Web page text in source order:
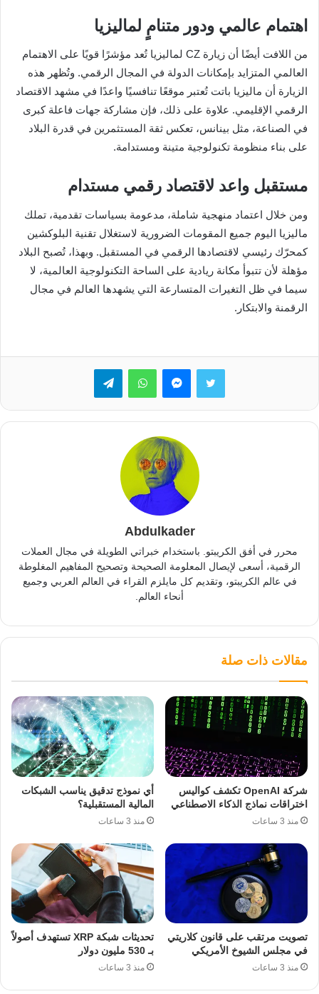
اهتمام عالمي ودور متنامٍ لماليزيا
من اللافت أيضًا أن زيارة CZ لماليزيا تُعد مؤشرًا قويًا على الاهتمام
العالمي المتزايد بإمكانات الدولة في المجال الرقمي. وتُظهر هذه
الزيارة أن ماليزيا باتت تُعتبر موقعًا تنافسيًا واعدًا في مشهد الاقتصاد
الرقمي الإقليمي. علاوة على ذلك، فإن مشاركة جهات فاعلة كبرى
في الصناعة، مثل بينانس، تعكس ثقة المستثمرين في قدرة البلاد
على بناء منظومة تكنولوجية متينة ومستدامة.
مستقبل واعد لاقتصاد رقمي مستدام
ومن خلال اعتماد منهجية شاملة، مدعومة بسياسات تقدمية، تملك
ماليزيا اليوم جميع المقومات الضرورية لاستغلال تقنية البلوكشين
كمحرّك رئيسي لاقتصادها الرقمي في المستقبل. وبهذا، تُصبح البلاد
مؤهلة لأن تتبوأ مكانة ريادية على الساحة التكنولوجية العالمية، لا
سيما في ظل التغيرات المتسارعة التي يشهدها العالم في مجال
الرقمنة والابتكار.
تويتر ماسنجرواتساب تيلقرام
Abdulkader
محرر في أفق الكريبتو. باستخدام خبراتي الطويلة في مجال العملات
الرقمية، أسعى لإيصال المعلومة الصحيحة وتصحيح المفاهيم المغلوطة
في عالم الكريبتو، وتقديم كل مايلزم القراء في العالم العربي وجميع
أنحاء العالم.
مقالات ذات صلة
شركة OpenAI تكشف كواليس
اختراقات نماذج الذكاء الاصطناعي
منذ 3 ساعات
أي نموذج تدقيق يناسب الشبكات
المالية المستقبلية؟
منذ 3 ساعات
تصويت مرتقب على قانون كلاريتي
في مجلس الشيوخ الأمريكي
منذ 3 ساعات
تحديثات شبكة XRP تستهدف أصولاً
بـ 530 مليون دولار
منذ 3 ساعات